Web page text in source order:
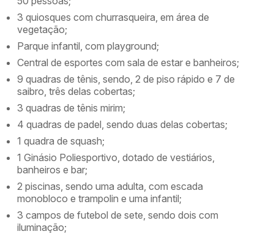
3 quiosques com churrasqueira, em área de
vegetação;
Parque infantil, com playground;
Central de esportes com sala de estar e banheiros;
9 quadras de tênis, sendo, 2 de piso rápido e 7 de
saibro, três delas cobertas;
3 quadras de tênis mirim;
4 quadras de padel, sendo duas delas cobertas;
1 quadra de squash;
1 Ginásio Poliesportivo, dotado de vestiários,
banheiros e bar;
2 piscinas, sendo uma adulta, com escada
monobloco e trampolin e uma infantil;
3 campos de futebol de sete, sendo dois com
iluminação;